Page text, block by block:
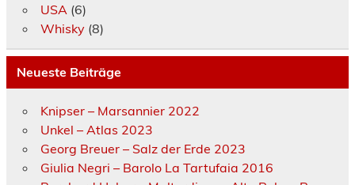
USA(6)
Whisky(8)
Neueste Beiträge
Knipser – Marsannier 2022
Unkel – Atlas 2023
Georg Breuer – Salz der Erde 2023
Giulia Negri – Barolo La Tartufaia 2016